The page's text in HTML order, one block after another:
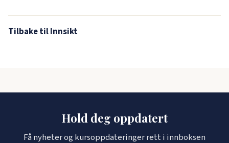
Tilbake til Innsikt
Hold deg oppdatert
Få nyheter og kursoppdateringer rett i innboksen